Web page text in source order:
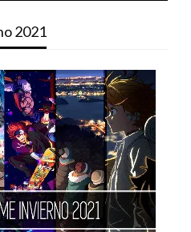
2021